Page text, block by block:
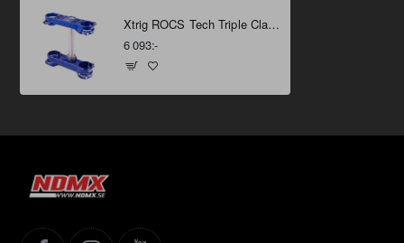
Xtrig ROCS Tech Triple Clamp Kit - 22mm Offset Blue Husqvarna/GasGas/KTM
6 093:-